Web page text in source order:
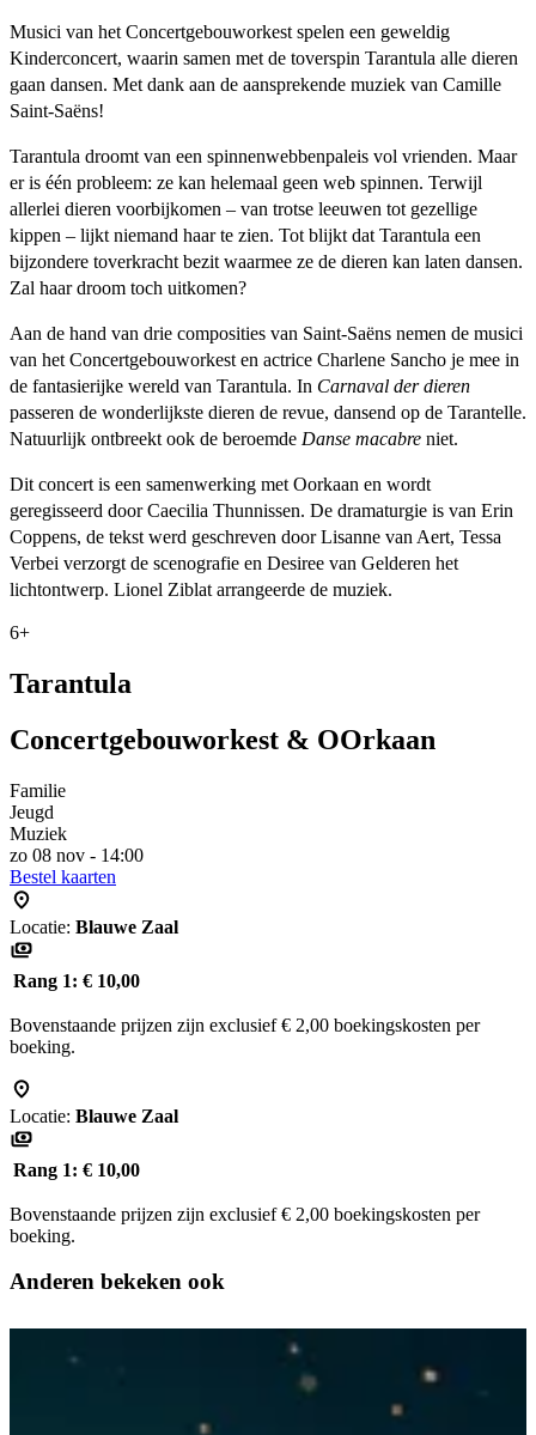
Musici van het Concertgebouworkest spelen een geweldig
Kinderconcert, waarin samen met de toverspin Tarantula alle dieren
gaan dansen. Met dank aan de aansprekende muziek van Camille
Saint-Saëns!
Tarantula droomt van een spinnenwebbenpaleis vol vrienden. Maar
er is één probleem: ze kan helemaal geen web spinnen. Terwijl
allerlei dieren voorbijkomen – van trotse leeuwen tot gezellige
kippen – lijkt niemand haar te zien. Tot blijkt dat Tarantula een
bijzondere toverkracht bezit waarmee ze de dieren kan laten dansen.
Zal haar droom toch uitkomen?
Aan de hand van drie composities van Saint-Saëns nemen de musici
van het Concertgebouworkest en actrice Charlene Sancho je mee in
de fantasierijke wereld van Tarantula. In Carnaval der dieren
passeren de wonderlijkste dieren de revue, dansend op de Tarantelle.
Natuurlijk ontbreekt ook de beroemde Danse macabre niet.
Dit concert is een samenwerking met Oorkaan en wordt
geregisseerd door Caecilia Thunnissen. De dramaturgie is van Erin
Coppens, de tekst werd geschreven door Lisanne van Aert, Tessa
Verbei verzorgt de scenografie en Desiree van Gelderen het
lichtontwerp. Lionel Ziblat arrangeerde de muziek.
6+
Tarantula
Concertgebouworkest & OOrkaan
Familie
Jeugd
Muziek
zo 08 nov - 14:00
Bestel kaarten
Locatie: Blauwe Zaal
Rang 1: € 10,00
Bovenstaande prijzen zijn exclusief € 2,00 boekingskosten per
boeking.
Locatie: Blauwe Zaal
Rang 1: € 10,00
Bovenstaande prijzen zijn exclusief € 2,00 boekingskosten per
boeking.
Anderen bekeken ook